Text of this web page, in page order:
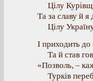
Цілу
Та за славу й я
Цілу
І приходить до
Та й став
«Позволь, –
Турків